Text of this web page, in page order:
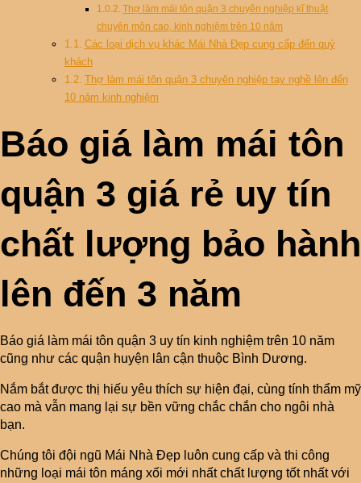
Thợ làm mái tôn quận 3 chuyên nghiệp kĩ thuật
chuyên môn cao, kinh nghiệm trên 10 năm
Các loại dịch vụ khác Mái Nhà Đẹp cung cấp đến quý
khách
Thợ làm mái tôn quận 3 chuyên nghiệp tay nghề lên đến
10 năm kinh nghiệm
Báo giá làm mái tôn
quận 3 giá rẻ uy tín
chất lượng bảo hành
lên đến 3 năm
Báo giá làm mái tôn quận 3 uy tín kinh nghiệm trên 10 năm
cũng như các quận huyện lân cận thuộc Bình Dương.
Nắm bắt được thị hiếu yêu thích sự hiện đại, cùng tính thẩm mỹ
cao mà vẫn mang lại sự bền vững chắc chắn cho ngôi nhà
bạn.
Chúng tôi đội ngũ Mái Nhà Đẹp luôn cung cấp và thi công
những loại mái tôn máng xối mới nhất chất lượng tốt nhất với